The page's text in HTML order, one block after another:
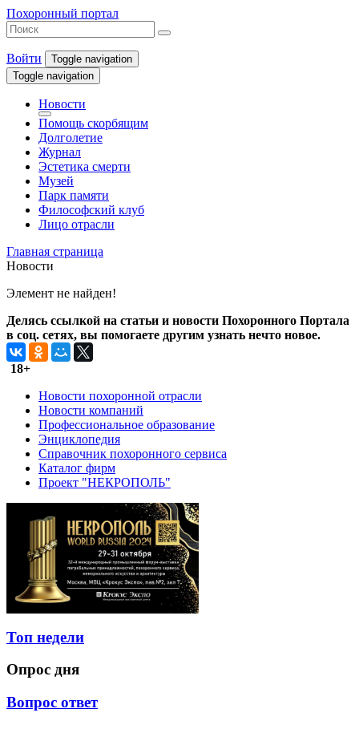
Похоронный портал
Войти
Toggle navigation
Toggle navigation
Новости
Помощь скорбящим
Долголетие
Журнал
Эстетика смерти
Музей
Парк памяти
Философский клуб
Лицо отрасли
Главная страница
Новости
Элемент не найден!
Делясь ссылкой на статьи и новости Похоронного Портала
в соц. сетях, вы помогаете другим узнать нечто новое.
18+
Новости похоронной отрасли
Новости компаний
Профессиональное образование
Энциклопедия
Справочник похоронного сервиса
Каталог фирм
Проект "НЕКРОПОЛЬ"
Топ недели
Опрос дня
Вопрос ответ